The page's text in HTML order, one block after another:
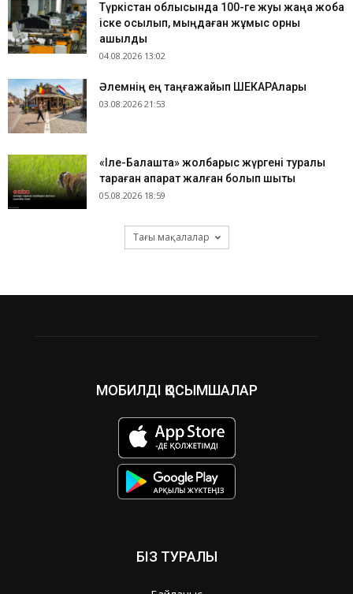
Түркістан облысында 100-ге жуық жаңа жоба
іске қосылып, мыңдаған жұмыс орны
ашылды
04.08.2026 13:02
​Әлемнің ең таңғажайып ШЕКАРАлары
03.08.2026 21:53
«Іле-Балқашта» жолбарыс жүргені туралы
тараған ақпарат жалған болып шықты
05.08.2026 18:59
Тағы мақалалар
МОБИЛДІ ҚОСЫМШАЛАР
БІЗ ТУРАЛЫ